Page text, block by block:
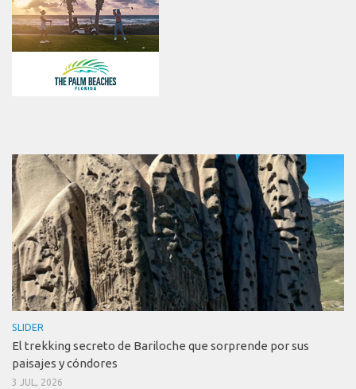
SLIDER
El trekking secreto de Bariloche que sorprende por sus
paisajes y cóndores
3 JUL, 2026